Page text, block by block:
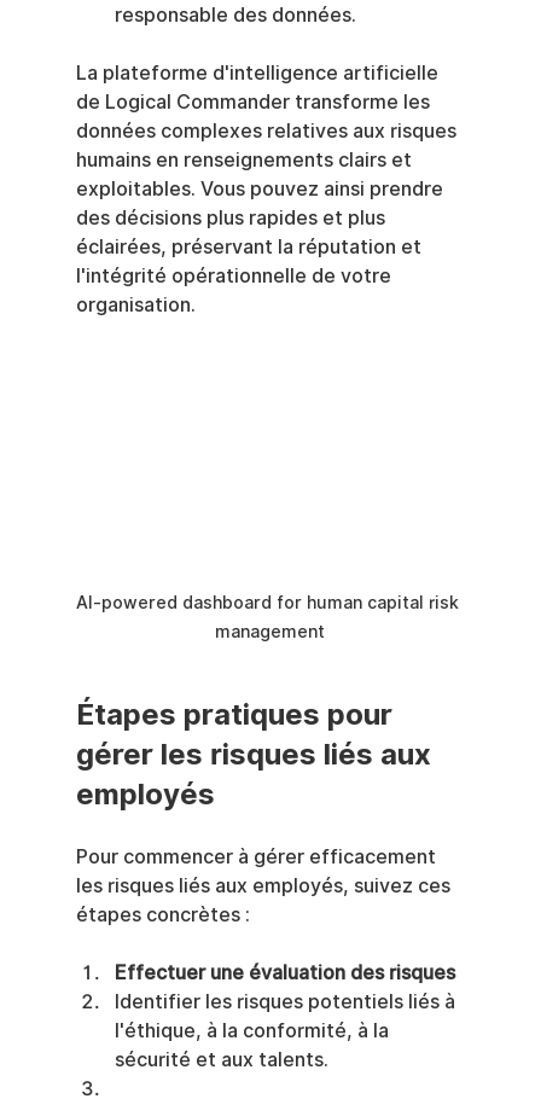
responsable des données.
La plateforme d'intelligence artificielle
de Logical Commander transforme les
données complexes relatives aux risques
humains en renseignements clairs et
exploitables. Vous pouvez ainsi prendre
des décisions plus rapides et plus
éclairées, préservant la réputation et
l'intégrité opérationnelle de votre
organisation.
AI-powered dashboard for human capital risk
management
Étapes pratiques pour
gérer les risques liés aux
employés
Pour commencer à gérer efficacement
les risques liés aux employés, suivez ces
étapes concrètes :
Effectuer une évaluation des risques
Identifier les risques potentiels liés à
l'éthique, à la conformité, à la
sécurité et aux talents.